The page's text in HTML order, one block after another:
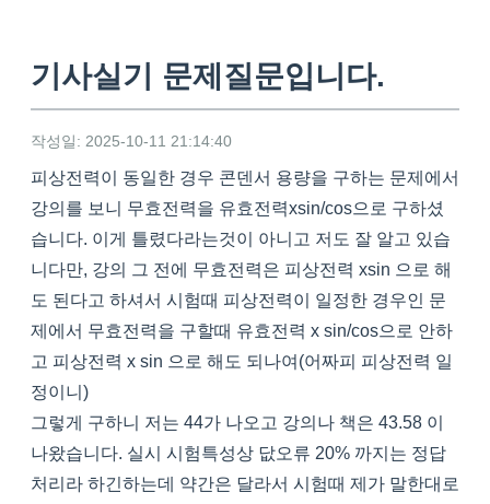
기사실기 문제질문입니다.
작성일: 2025-10-11 21:14:40
피상전력이 동일한 경우 콘덴서 용량을 구하는 문제에서
강의를 보니 무효전력을 유효전력xsin/cos으로 구하셨
습니다. 이게 틀렸다라는것이 아니고 저도 잘 알고 있습
니다만, 강의 그 전에 무효전력은 피상전력 xsin 으로 해
도 된다고 하셔서 시험때 피상전력이 일정한 경우인 문
제에서 무효전력을 구할때 유효전력 x sin/cos으로 안하
고 피상전력 x sin 으로 해도 되나여(어짜피 피상전력 일
정이니)
그렇게 구하니 저는 44가 나오고 강의나 책은 43.58 이
나왔습니다. 실시 시험특성상 닶오류 20% 까지는 정답
처리라 하긴하는데 약간은 달라서 시험때 제가 말한대로